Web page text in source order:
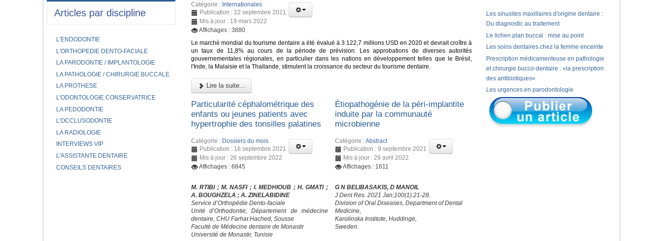
Catégorie : Internationales
Publication : 22 septembre 2021
Mis à jour : 19 mars 2022
Affichages : 3880
Le marché mondial du tourisme dentaire a été évalué à 3 122,7 millions USD en 2020 et devrait croître à
un taux de 11,8% au cours de la période de prévision. Les approbations de diverses autorités
gouvernementales régionales, en particulier dans les nations en développement telles que le Brésil,
l'Inde, la Malaisie et la Thaïlande, stimulent la croissance du secteur du tourisme dentaire.
Lire la suite...
Particularité céphalométrique des
enfants ou jeunes patients avec
hypertrophie des tonsilles palatines
Catégorie : Dossiers du mois
Publication : 16 septembre 2021
Mis à jour : 26 septembre 2022
Affichages : 6845
M. RTIBI ; M. NASFI ; I. MEDHIOUB ; H. GMATI ;
A. BOUGHZELA ; A. ZINELABIDINE
Service d’Orthopédie Dento-faciale
Unité d’Orthodontie, Département de médecine
dentaire, CHU Farhat Hached, Sousse
Faculté de Médecine dentaire de Monastir
Université de Monastir, Tunisie
Étiopathogénie de la péri-implantite
induite par la communauté
microbienne
Catégorie :Abstract
Publication : 9 septembre 2021
Mis à jour : 29 avril 2022
Affichages : 1611
G N BELIBASAKIS, D MANOIL
J Dent Res. 2021 Jan;100(1):21-28.
Division of Oral Diseases, Department of Dental
Medicine,
Karolinska Institute, Huddinge,
Sweden.
Articles par discipline
L'ENDODONTIE
L'ORTHOPEDIE DENTO-FACIALE
LA PARODONTIE / IMPLANTOLOGIE
LA PATHOLOGIE / CHIRURGIE BUCCALE
LA PROTHESE
L'ODONTOLOGIE CONSERVATRICE
LA PEDODONTIE
L'OCCLUSODONTIE
LA RADIOLOGIE
INTERVIEWS VIP
L'ASSISTANTE DENTAIRE
CONSEILS DENTAIRES
Les sinusites maxillaires d'origine dentaire :
Du diagnostic au traitement
Le lichen plan buccal : mise au point
Les soins dentaires chez la femme enceinte
Prescription médicamenteuse en pathologie
et chirurgie bucco-dentaire : «la prescription
des antibiotiques»
Les urgences en parodontologie